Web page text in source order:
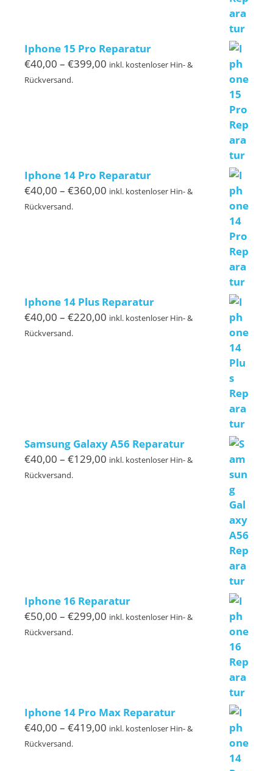
Iphone 15 Pro Reparatur
€40,00 – €399,00 Preisspanne:
inkl. kostenloser Hin- &
Rückversand.
Iphone 14 Pro Reparatur
€40,00 – €360,00 Preisspanne:
inkl. kostenloser Hin- &
Rückversand.
Iphone 14 Plus Reparatur
€40,00 – €220,00 Preisspanne:
inkl. kostenloser Hin- &
Rückversand.
Samsung Galaxy A56 Reparatur
€40,00 – €129,00 Preisspanne:
inkl. kostenloser Hin- &
Rückversand.
Iphone 16 Reparatur
€50,00 – €299,00 Preisspanne:
inkl. kostenloser Hin- &
Rückversand.
Iphone 14 Pro Max Reparatur
€40,00 – €419,00 Preisspanne:
inkl. kostenloser Hin- &
Rückversand.